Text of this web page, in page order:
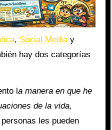
, Social Mediay
hay dos categorías
la manera en que he
de la vida,
les pueden